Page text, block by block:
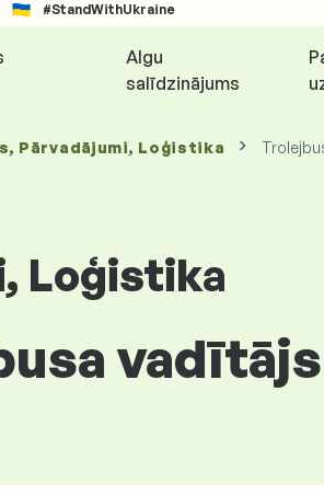
#StandWithUkraine
Algu
salīdzinājums
Pārvadājumi, Loģistika
Loģistika